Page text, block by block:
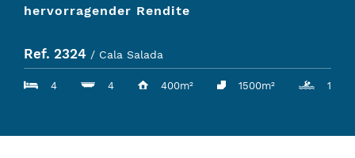
hervorragender Rendite
Ref. 2324 / Cala Salada
4 4 400m² 1500m² 1